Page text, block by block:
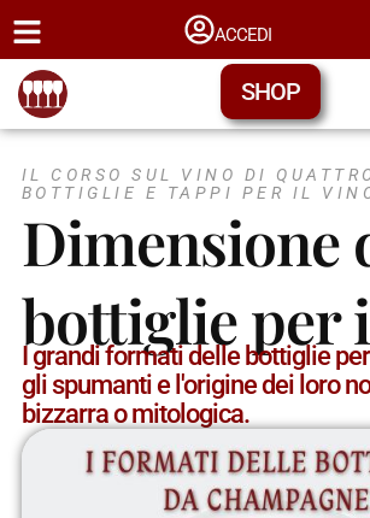
ACCEDI
SHOP
IL CORSO SUL VINO DI
BOTTIGLIE E TAPPI PER IL
Dimensione
bottiglie per
I grandi formati delle bottiglie
gli spumanti e l'origine dei loro
bizzarra o mitologica.